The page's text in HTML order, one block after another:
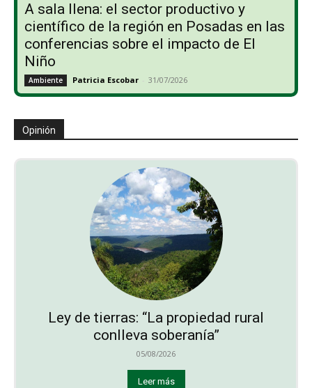
A sala llena: el sector productivo y
científico de la región en Posadas en las
conferencias sobre el impacto de El
Niño
Ambiente Patricia Escobar - 31/07/2026
Opinión
Ley de tierras: “La propiedad rural
conlleva soberanía”
05/08/2026
Leer más